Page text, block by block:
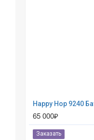
65 000₽
Заказать